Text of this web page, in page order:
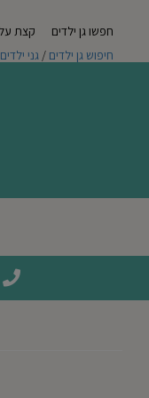
חפשו גן ילדים קצת
חיפוש גן ילדים / גני